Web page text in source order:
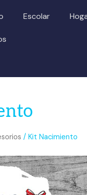
Escolar
/ Kit Nacimiento